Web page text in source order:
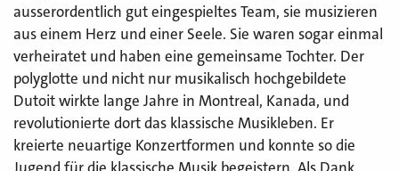
ausserordentlich gut eingespieltes Team, sie musizieren
aus einem Herz und einer Seele. Sie waren sogar einmal
verheiratet und haben eine gemeinsame Tochter. Der
polyglotte und nicht nur musikalisch hochgebildete
Dutoit wirkte lange Jahre in Montreal, Kanada, und
revolutionierte dort das klassische Musikleben. Er
kreierte neuartige Konzertformen und konnte so die
Jugend für die klassische Musik begeistern. Als Dank